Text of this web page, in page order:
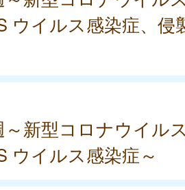
ウイルス感染症、侵
～新型コロナウイル
ウイルス感染症～